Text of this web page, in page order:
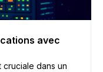
avec
cruciale dans un